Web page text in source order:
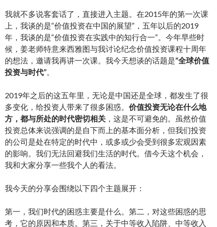
我就不多说客套话了，直接进入主题。在2015年的第一次课
上，我谈的是“价值投资在中国的展望”，五年以后的2019
年，我谈的是“价值投资在实践中的知行合一”。今年早些时
候，姜老师特意来西雅图与我讨论纪念价值投资课程十周年
的想法，邀请我再讲一次课。我今天想谈的话题是“全球价值
投资与时代”。
2019年之后的这五年里，无论是中国还是全球，都发生了很
多变化，给投资人带来了很多困惑。 价值投资无论在什么地
方，都与所处的时代密切相关 ，这是不可避免的。虽然价值
投资总体来说强调的是自下而上的基本面分析，但我们投资
的公司是处在特定的时代中，或多或少会受到很多宏观因素
的影响。我们无法回避我们生活的时代。借今天这个机会，
我和大家分享一些我个人的看法。
我今天的分享会围绕以下四个主题展开：
第一，我们时代的困惑主要是什么。第二，对这些困惑的思
考，它的原因和本质。第三，关于中等收入陷阱、中等收入